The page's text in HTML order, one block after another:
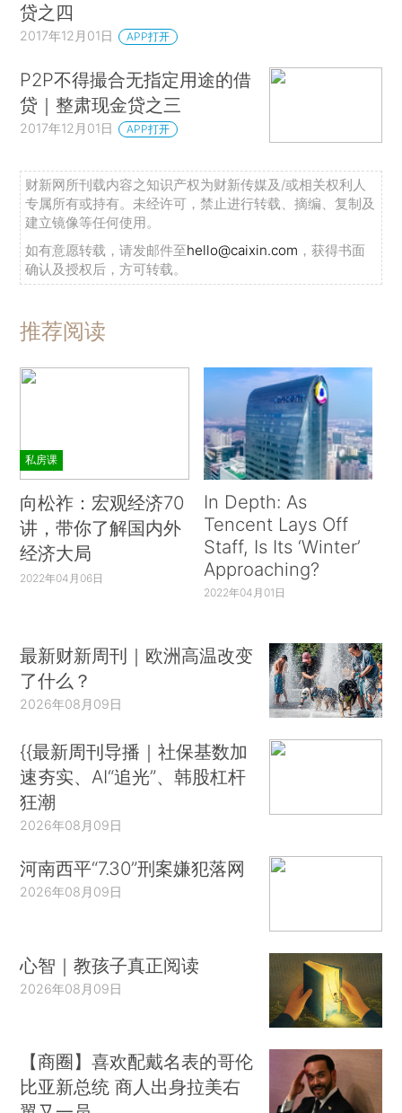
贷之四
2017年12月01日 APP打开
P2P不得撮合无指定用途的借
贷｜整肃现金贷之三
2017年12月01日 APP打开
财新网所刊载内容之知识产权为财新传媒及/或相关权利人
专属所有或持有。未经许可，禁止进行转载、摘编、复制及
建立镜像等任何使用。
如有意愿转载，请发邮件至hello@caixin.com ，获得书面
确认及授权后，方可转载。
推荐阅读
私房课
向松祚：宏观经济70
讲，带你了解国内外
经济大局
2022年04月06日
In Depth: As
Tencent Lays Off
Staff, Is Its ‘Winter’
Approaching?
2022年04月01日
最新财新周刊｜欧洲高温改变
了什么？
2026年08月09日
{{最新周刊导播｜社保基数加
速夯实、AI“追光”、韩股杠杆
狂潮
2026年08月09日
河南西平“7.30”刑案嫌犯落网
2026年08月09日
心智｜教孩子真正阅读
2026年08月09日
【商圈】喜欢配戴名表的哥伦
比亚新总统 商人出身拉美右